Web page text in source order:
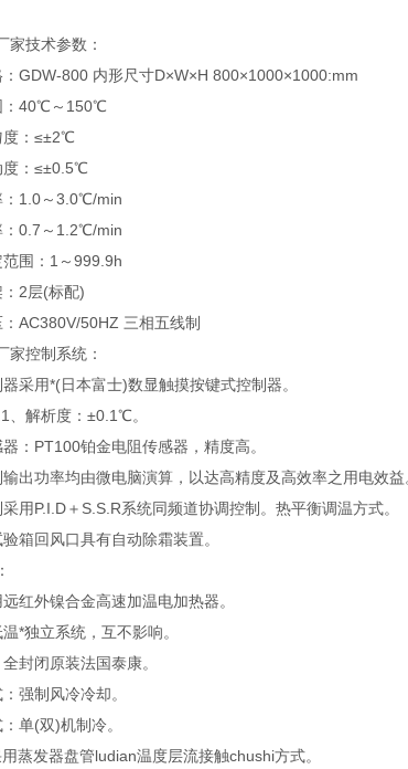
家技术参数：
：GDW-800 内形尺寸D×W×H 800×1000×1000:mm
：40℃～150℃
度：≤±2℃
度：≤±0.5℃
：1.0～3.0℃/min
：0.7～1.2℃/min
围：1～999.9h
2层(标配)
AC380V/50HZ 三相五线制
家控制系统：
采用*(日本富士)数显触摸按键式控制器。
、解析度：±0.1℃。
：PT100铂金电阻传感器，精度高。
出功率均由微电脑演算，以达高精度及高效率之用电效益
用P.I.D＋S.S.R系统同频道协调控制。热平衡调温方式。
箱回风口具有自动除霜装置。
红外镍合金高速加温电加热器。
*独立系统，互不影响。
封闭原装法国泰康。
强制风冷冷却。
单(双)机制冷。
蒸发器盘管ludian温度层流接触chushi方式。